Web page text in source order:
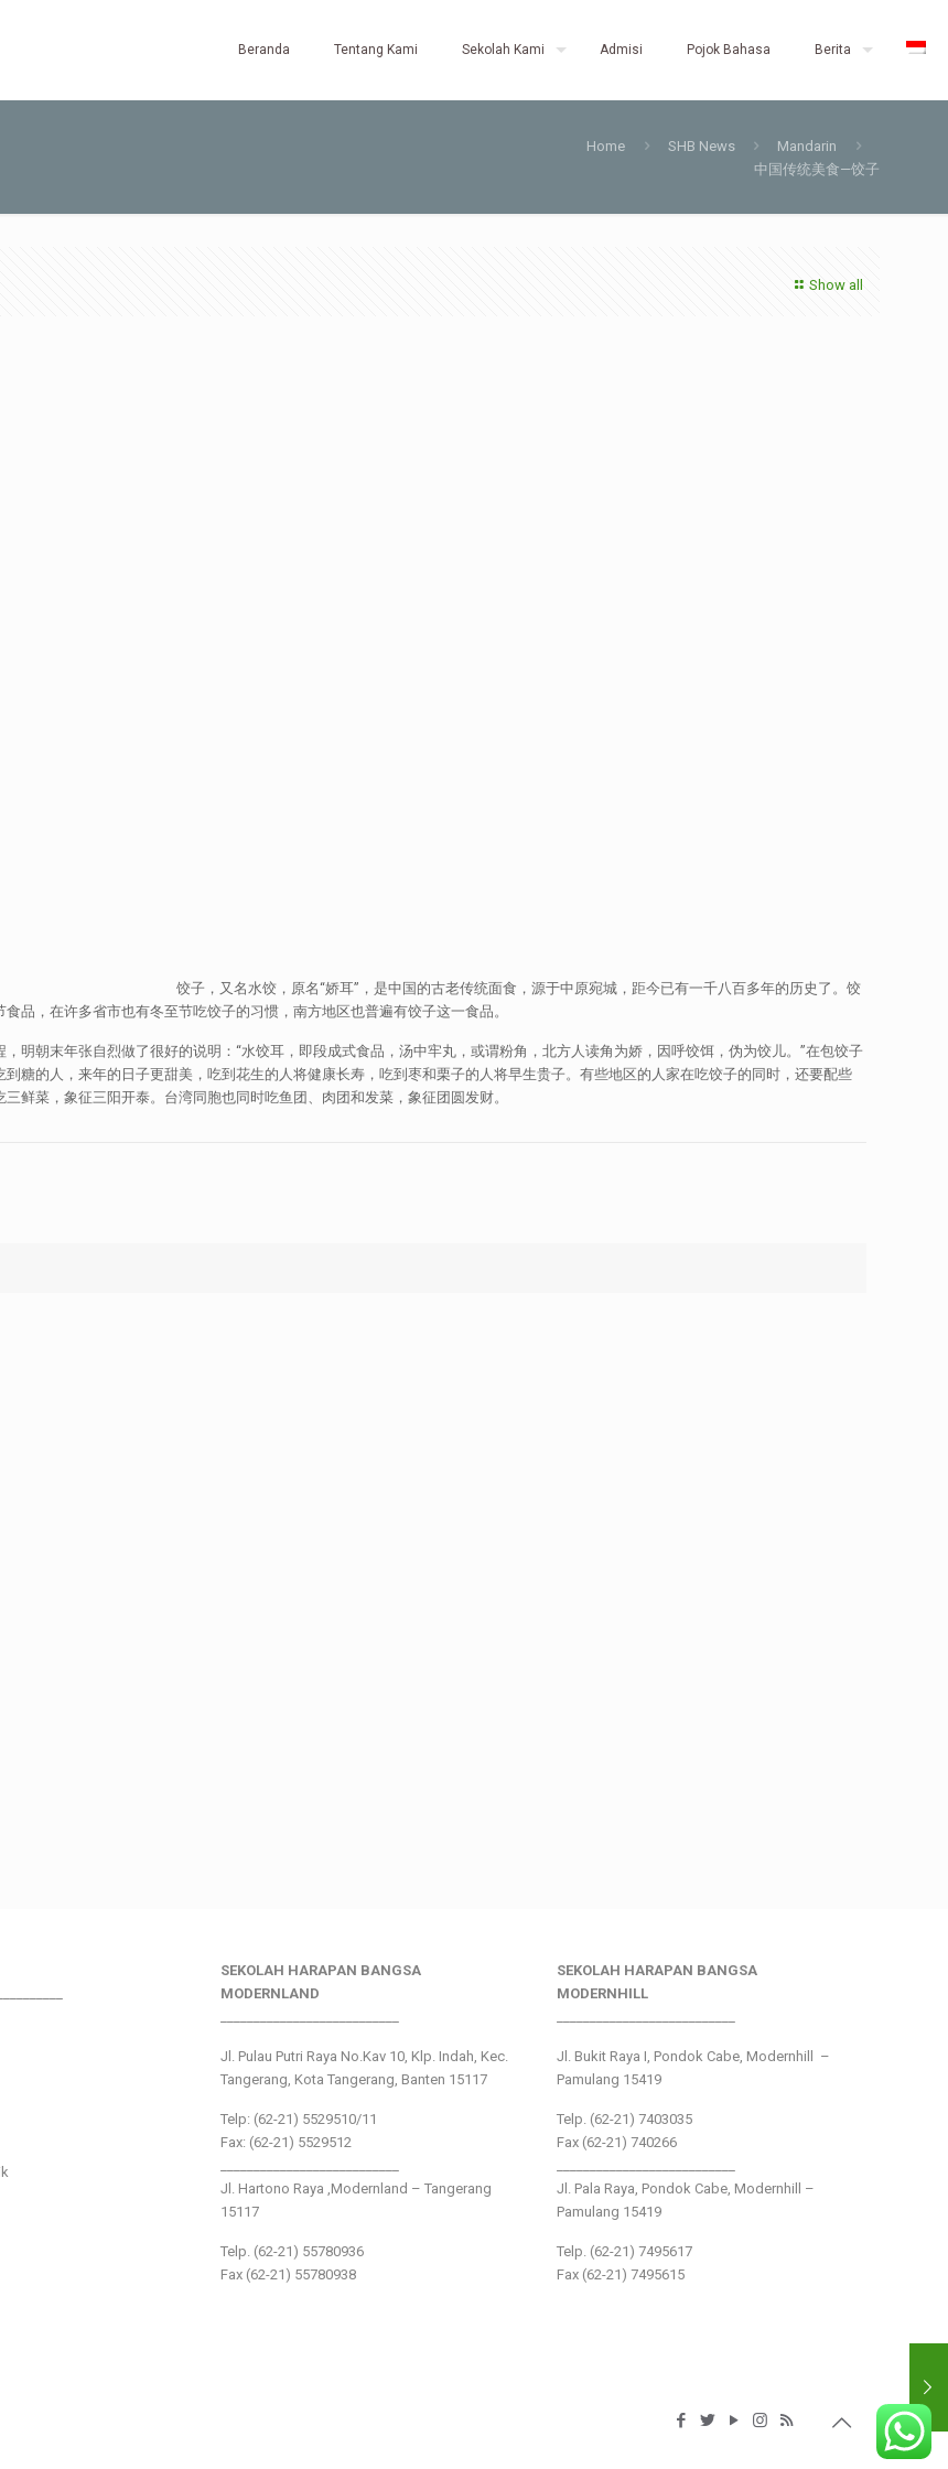
Beranda Tentang Kami Sekolah Kami Admisi Pojok Bahasa Berita
Home SHB News
Mandarin
中国传统美食—饺子
Show all
饺子，又名水饺，原名“娇耳”，是中国的古老传统面食，源于中原宛城，距今已有一千八百多年的历史了。饺
品，在许多省市也有冬至节吃饺子的习惯，南方地区也普遍有饺子这一食品。
明朝末年张自烈做了很好的说明：“水饺耳，即段成式食品，汤中牢丸，或谓粉角，北方人读角为娇，因呼饺饵，伪为饺儿。”在包饺子
糖的人，来年的日子更甜美，吃到花生的人将健康长寿，吃到枣和栗子的人将早生贵子。有些地区的人家在吃饺子的同时，还要配些
鲜菜，象征三阳开泰。台湾同胞也同时吃鱼团、肉团和发菜，象征团圆发财。
SEKOLAH HARAPAN BANGSA
MODERNLAND
Jl. Pulau Putri Raya No.Kav 10, Klp. Indah, Kec.
Tangerang, Kota Tangerang, Banten 15117
Telp: (62-21) 5529510/11
Fax: (62-21) 5529512
Jl. Hartono Raya ,Modernland – Tangerang
15117
Telp. (62-21) 55780936
Fax (62-21) 55780938
SEKOLAH HARAPAN BANGSA
MODERNHILL
Jl. Bukit Raya I, Pondok Cabe, Modernhill –
Pamulang 15419
Telp. (62-21) 7403035
Fax (62-21) 740266
Jl. Pala Raya, Pondok Cabe, Modernhill –
Pamulang 15419
Telp. (62-21) 7495617
Fax (62-21) 7495615